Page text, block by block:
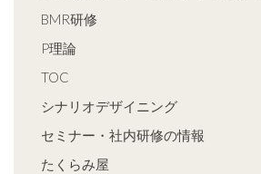
BMR研修
P理論
TOC
シナリオデザイニング
セミナー・社内研修の情報
たくらみ屋